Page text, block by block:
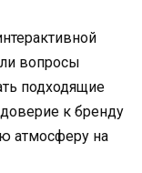
вопросы
подходящие
к бренду
атмосферу на